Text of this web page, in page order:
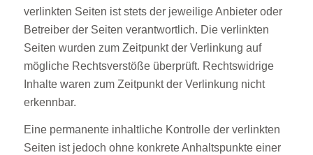
verlinkten Seiten ist stets der jeweilige Anbieter oder
Betreiber der Seiten verantwortlich. Die verlinkten
Seiten wurden zum Zeitpunkt der Verlinkung auf
mögliche Rechtsverstöße überprüft. Rechtswidrige
Inhalte waren zum Zeitpunkt der Verlinkung nicht
erkennbar.
Eine permanente inhaltliche Kontrolle der verlinkten
Seiten ist jedoch ohne konkrete Anhaltspunkte einer